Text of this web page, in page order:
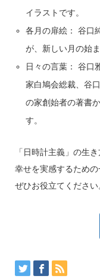
イラストです。
各月の扉絵： 谷口
が、新しい月の始
日々の言葉： 谷口
家白鳩会総裁、谷
の家創始者の著書
す。
「日時計主義」の生
幸せを実感するため
ぜひお役立てください